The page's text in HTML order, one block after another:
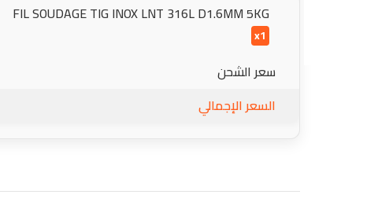
FIL SOUDAGE TIG INOX LNT 316L D1.6MM 5KG
x1
سعر الشحن
السعر الإجمالي